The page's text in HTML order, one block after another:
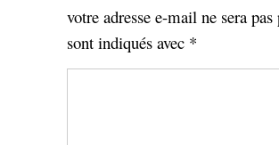
votre adresse e-mail ne sera
sont indiqués avec *